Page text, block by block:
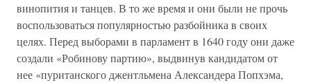
винопития и танцев. В то же время и они были не прочь
воспользоваться популярностью разбойника в своих
целях. Перед выборами в парламент в 1640 году они даже
создали «Робинову партию», выдвинув кандидатом от
нее «пуританского джентльмена Александера Попхэма,